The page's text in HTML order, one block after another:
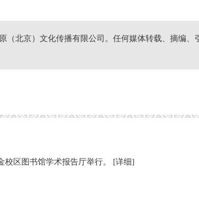
（北京）文化传播有限公司。任何媒体转载、摘编、引
校区图书馆学术报告厅举行。 [详细]